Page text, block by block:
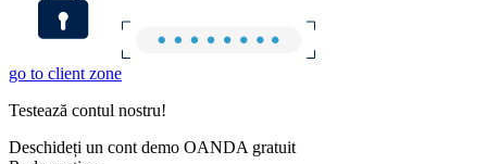
go to client zone
Testează contul nostru!
Deschideți un cont demo OANDA gratuit